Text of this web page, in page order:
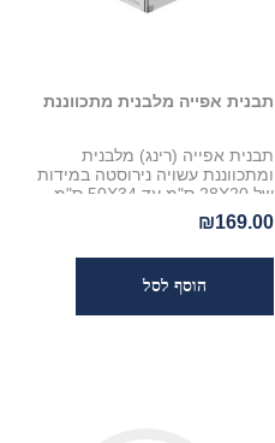
תבנית אפייה מלבנית מתכווננת
תבנית אפייה (רינג) מלבנית
ומתכווננת עשויה נירוסטה במידות
של 28X20 ס"מ עד 50X34 ס"מ
₪169.00